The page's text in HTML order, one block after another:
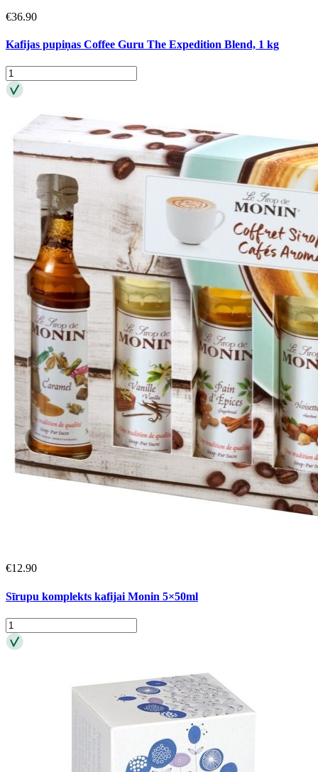
€36.90
Kafijas pupiņas Coffee Guru The Expedition Blend, 1 kg
€12.90
Sīrupu komplekts kafijai Monin 5×50ml